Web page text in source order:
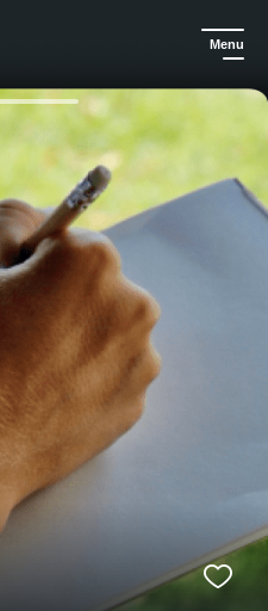
Menu
guidata per bambini a Saint Dié des Vosges